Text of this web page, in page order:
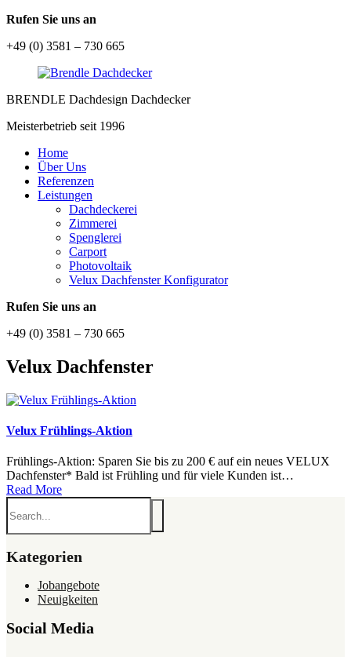
Rufen Sie uns an
+49 (0) 3581 – 730 665
BRENDLE Dachdesign Dachdecker
Meisterbetrieb seit 1996
Home
Über Uns
Referenzen
Leistungen
Dachdeckerei
Zimmerei
Spenglerei
Carport
Photovoltaik
Velux Dachfenster Konfigurator
Rufen Sie uns an
+49 (0) 3581 – 730 665
Velux Dachfenster
Velux Frühlings-Aktion
Frühlings-Aktion: Sparen Sie bis zu 200 € auf ein neues VELUX
Dachfenster* Bald ist Frühling und für viele Kunden ist…
Read More
Kategorien
Jobangebote
Neuigkeiten
Social Media